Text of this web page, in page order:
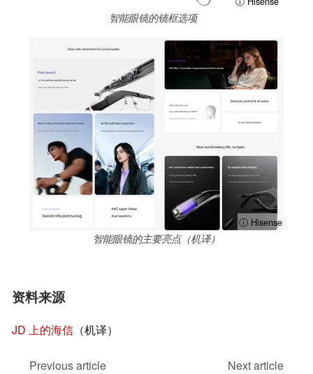
智能眼镜的镜框选项
ⓘ Hisense
智能眼镜的主要亮点（机译）
资料来源
JD 上的海信 （机译）
Previous article
Next article